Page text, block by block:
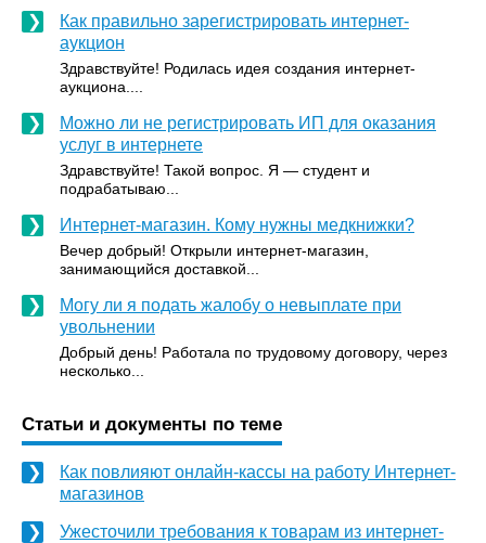
Как правильно зарегистрировать интернет-
аукцион
Здравствуйте! Родилась идея создания интернет-
аукциона....
Можно ли не регистрировать ИП для оказания
услуг в интернете
Здравствуйте! Такой вопрос. Я — студент и
подрабатываю...
Интернет-магазин. Кому нужны медкнижки?
Вечер добрый! Открыли интернет-магазин,
занимающийся доставкой...
Могу ли я подать жалобу о невыплате при
увольнении
Добрый день! Работала по трудовому договору, через
несколько...
Статьи и документы по теме
Как повлияют онлайн-кассы на работу Интернет-
магазинов
Ужесточили требования к товарам из интернет-